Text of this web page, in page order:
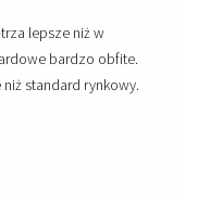
lepsze niż w
bardzo obfite.
standard rynkowy.